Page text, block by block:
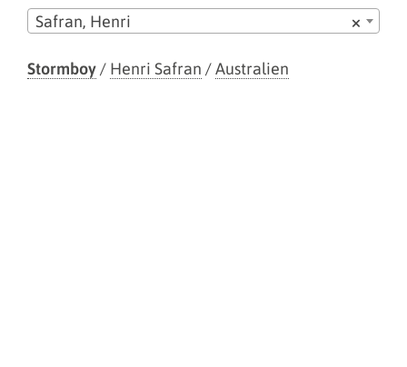
×
Safran, Henri
Stormboy/ Henri Safran /Australien